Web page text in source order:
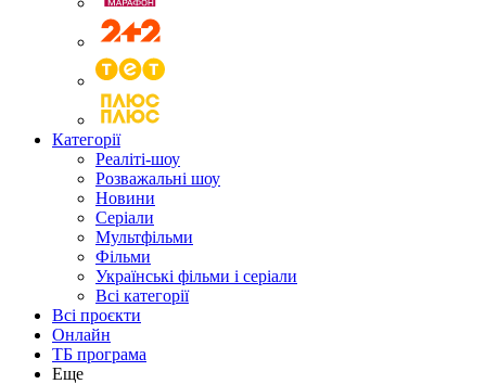
Категорії
Реаліті-шоу
Розважальні шоу
Новини
Серіали
Мультфільми
Фільми
Українські фільми і серіали
Всі категорії
Всі проєкти
Онлайн
ТБ програма
Еще